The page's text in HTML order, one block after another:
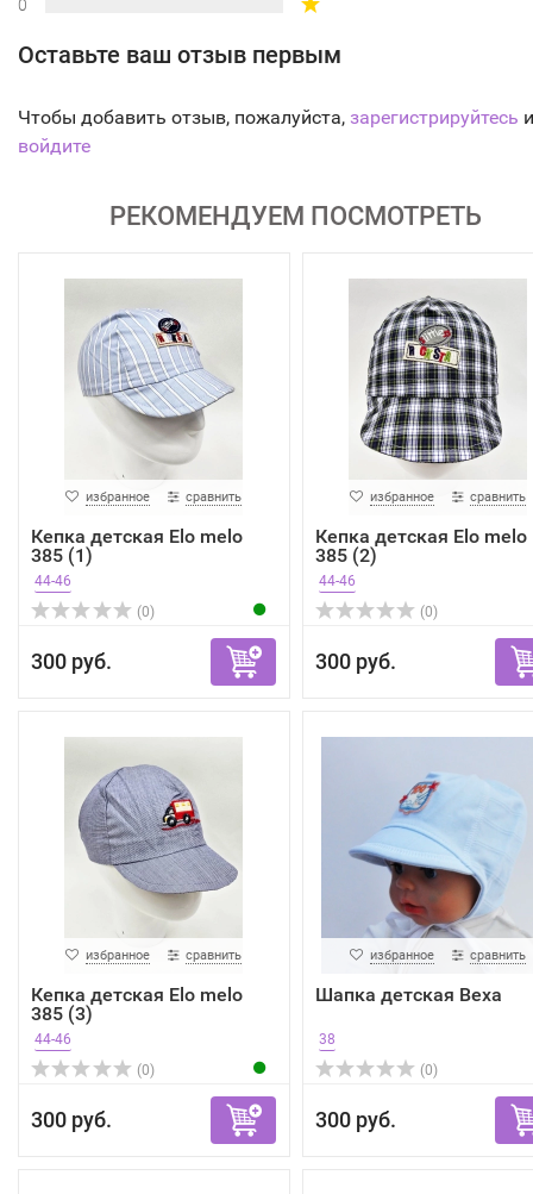
0
Оставьте ваш отзыв первым
Чтобы добавить отзыв, пожалуйста, зарегистрируйтесь
войдите
РЕКОМЕНДУЕМ ПОСМОТРЕТЬ
избранное сравнить
Кепка детская Elo melo
385 (1)
44-46
(0)
300 руб.
избранное сравнить
Кепка детская Elo melo
385 (2)
44-46
(0)
300 руб.
избранное сравнить
Кепка детская Elo melo
385 (3)
44-46
(0)
300 руб.
избранное сравнить
Шапка детская Bexa
38
(0)
300 руб.